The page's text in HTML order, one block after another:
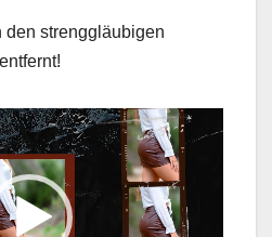
den strenggläubigen